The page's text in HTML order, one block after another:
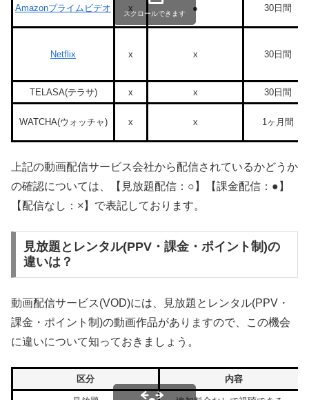
Amazonプライムビデオ x ● 30日間
Netflix x x 30日間
TELASA(テラサ) x x 30日間
WATCHA(ウォッチャ) x x 1ヶ月間
スクロールできます
上記の動画配信サービス会社から配信されているかどうか
の確認については、【見放題配信：○】【課金配信：●】
【配信なし：×】で表記しております。
見放題とレンタル(PPV・課金・ポイント制)の
違いは？
動画配信サービス(VOD)には、見放題とレンタル(PPV・
課金・ポイント制)の動画作品がありますので、この機会
に違いについて知っておきましょう。
区分 内容